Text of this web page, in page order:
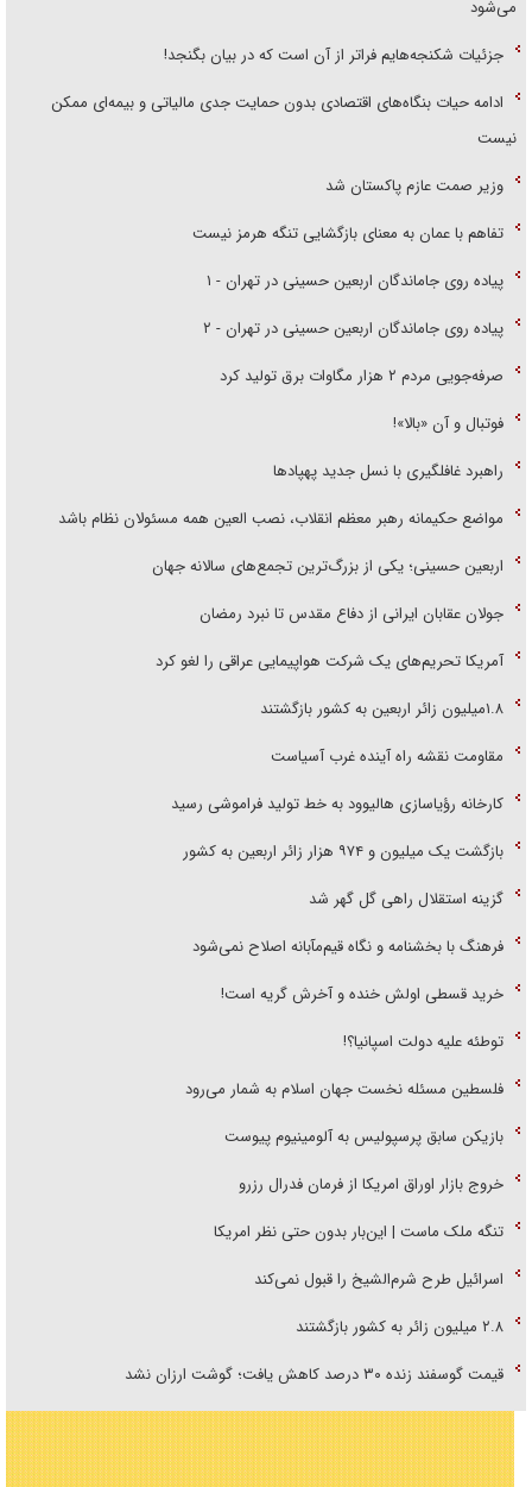
می‌شود
جزئیات شکنجه‌هایم فراتر از آن است که در بیان بگنجد!
ادامه حیات بنگاه‌های اقتصادی بدون حمایت جدی مالیاتی و بیمه‌ای ممکن
نیست
وزیر صمت عازم پاکستان شد
تفاهم با عمان به معنای بازگشایی تنگه هرمز نیست
پیاده روی جاماندگان اربعین حسینی در تهران - ۱
پیاده روی جاماندگان اربعین حسینی در تهران - ۲
صرفه‌جویی مردم ۲ هزار مگاوات برق تولید کرد
فوتبال و آن «بالا»!
راهبرد غافلگیری با نسل جدید پهپاد‌ها
مواضع حکیمانه رهبر معظم انقلاب، نصب العین همه مسئولان نظام باشد
اربعین حسینی؛ یکی از بزرگ‌ترین تجمع‌های سالانه جهان
جولان عقابان ایرانی از دفاع مقدس تا نبرد رمضان
آمریکا تحریم‌های یک شرکت هواپیمایی عراقی را لغو کرد
۱.۸میلیون زائر اربعین به کشور بازگشتند
مقاومت نقشه راه آینده غرب آسیاست
کارخانه رؤیاسازی هالیوود به خط تولید فراموشی رسید
بازگشت یک میلیون و ۹۷۴ هزار زائر اربعین به کشور
گزینه استقلال راهی گل گهر شد
فرهنگ با بخشنامه و نگاه قیم‌مآبانه اصلاح نمی‌شود
خرید قسطی اولش خنده و آخرش گریه است!
توطئه علیه دولت اسپانیا؟!
فلسطین مسئله نخست جهان اسلام به شمار می‌رود
بازیکن سابق پرسپولیس به آلومینیوم پیوست
خروج بازار اوراق امریکا از فرمان فدرال رزرو
تنگه ملک ماست | این‌بار بدون حتی نظر امریکا
اسرائیل طرح شرم‌الشیخ را قبول نمی‌کند
۲.۸ میلیون زائر به کشور بازگشتند
قیمت گوسفند زنده ۳۰ درصد کاهش یافت؛ گوشت ارزان نشد